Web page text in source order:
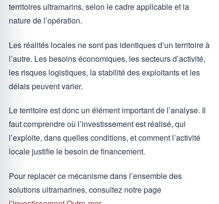
territoires ultramarins, selon le cadre applicable et la
nature de l’opération.
Les réalités locales ne sont pas identiques d’un territoire à
l’autre. Les besoins économiques, les secteurs d’activité,
les risques logistiques, la stabilité des exploitants et les
délais peuvent varier.
Le territoire est donc un élément important de l’analyse. Il
faut comprendre où l’investissement est réalisé, qui
l’exploite, dans quelles conditions, et comment l’activité
locale justifie le besoin de financement.
Pour replacer ce mécanisme dans l’ensemble des
solutions ultramarines, consultez notre page